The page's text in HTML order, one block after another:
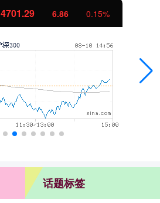
1123.03 -11.21 -0.99%
话题标签